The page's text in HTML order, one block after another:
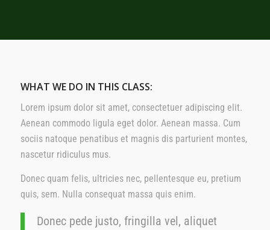
WHAT WE DO IN THIS CLASS:
Lorem ipsum dolor sit amet, consectetuer adipiscing elit.
Aenean commodo ligula eget dolor. Aenean massa. Cum
sociis natoque penatibus et magnis dis parturient montes,
nascetur ridiculus mus.
Donec quam felis, ultricies nec, pellentesque eu, pretium
quis, sem. Nulla consequat massa quis enim.
Donec pede justo, fringilla vel, aliquet